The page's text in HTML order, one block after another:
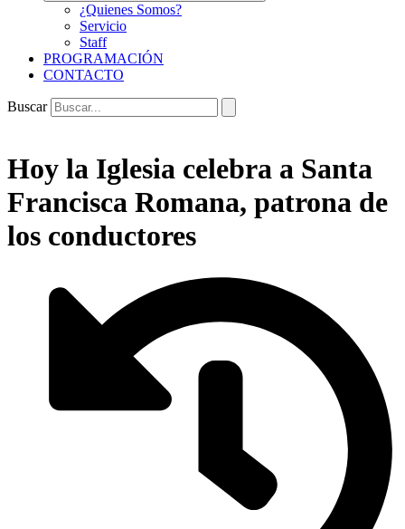
¿Quienes Somos?
Servicio
Staff
PROGRAMACIÓN
CONTACTO
Buscar
Hoy la Iglesia celebra a Santa
Francisca Romana, patrona de
los conductores